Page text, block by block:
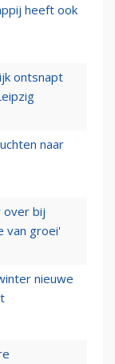
heeft ook
ontsnapt
naar
over bij
van groei'
nieuwe